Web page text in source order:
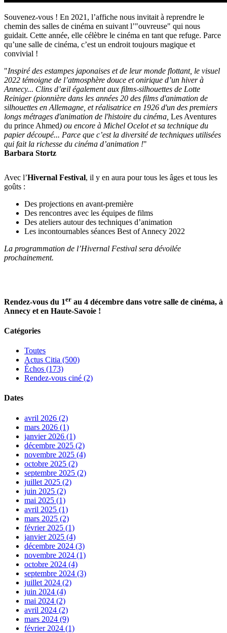
Souvenez-vous ! En 2021, l’affiche nous invitait à reprendre le
chemin des salles de cinéma en suivant l’"ouvreuse" qui nous
guidait. Cette année, elle célèbre le cinéma en tant que refuge. Parce
qu’une salle de cinéma, c’est un endroit toujours magique et
convivial !
"Inspiré des estampes japonaises et de leur monde flottant, le visuel
2022 témoigne de l’atmosphère douce et onirique d’un hiver à
Annecy... Clins d’œil également aux films-silhouettes de Lotte
Reiniger (pionnière dans les années 20 des films d'animation de
silhouettes en Allemagne, et réalisatrice en 1926 d'un des premiers
longs métrages d'animation de l'histoire du cinéma, Les Aventures
du prince Ahmed) ou encore à Michel Ocelot et sa technique du
papier découpé... Parce que c’est la diversité de techniques utilisées
qui fait la richesse du cinéma d’animation !"
Barbara Stortz
Avec l’Hivernal Festival, il y en aura pour tous les âges et tous les
goûts :
Des projections en avant-première
Des rencontres avec les équipes de films
Des ateliers autour des techniques d’animation
Les incontournables séances Best of Annecy 2022
La programmation de l’Hivernal Festival sera dévoilée
prochainement.
Rendez-vous du 1er au 4 décembre dans votre salle de cinéma, à
Annecy et en Haute-Savoie !
Catégories
Toutes
Actus Citia (500)
Échos (173)
Rendez-vous ciné (2)
Dates
avril 2026 (2)
mars 2026 (1)
janvier 2026 (1)
décembre 2025 (2)
novembre 2025 (4)
octobre 2025 (2)
septembre 2025 (2)
juillet 2025 (2)
juin 2025 (2)
mai 2025 (1)
avril 2025 (1)
mars 2025 (2)
février 2025 (1)
janvier 2025 (4)
décembre 2024 (3)
novembre 2024 (1)
octobre 2024 (4)
septembre 2024 (3)
juillet 2024 (2)
juin 2024 (4)
mai 2024 (2)
avril 2024 (2)
mars 2024 (9)
février 2024 (1)